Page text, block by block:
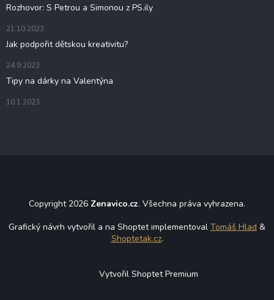
Rozhovor: S Petrou a Simonou z PS.ily
21.10.2023
Jak podpořit dětskou kreativitu?
24.9.2023
Tipy na dárky na Valentýna
10.1.2023
Copyright 2026 Zenavico.cz. Všechna práva vyhrazena.
Grafický návrh vytvořil a na Shoptet implementoval Tomáš Hlad &
Shoptetak.cz.
Vytvořil Shoptet Premium